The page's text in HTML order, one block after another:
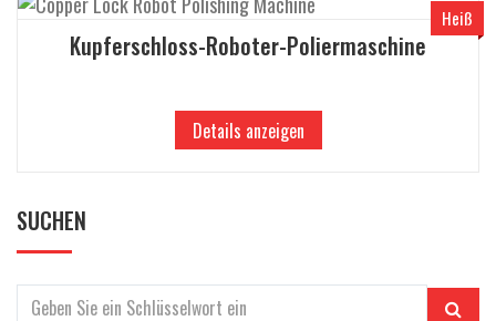
n
Kupferschloss-Roboter-Poliermaschine
Details anzeigen
Heiß
SUCHEN